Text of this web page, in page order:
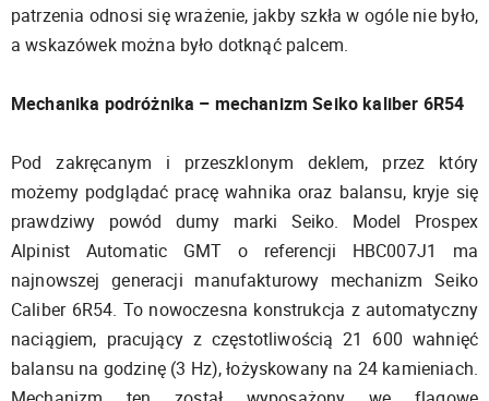
patrzenia odnosi się wrażenie, jakby szkła w ogóle nie było,
a wskazówek można było dotknąć palcem.
Mechanika podróżnika – mechanizm Seiko kaliber 6R54
Pod zakręcanym i przeszklonym deklem, przez który
możemy podglądać pracę wahnika oraz balansu, kryje się
prawdziwy powód dumy marki Seiko. Model Prospex
Alpinist Automatic GMT o referencji HBC007J1 ma
najnowszej generacji manufakturowy mechanizm Seiko
Caliber 6R54. To nowoczesna konstrukcja z automatyczny
naciągiem, pracujący z częstotliwością 21 600 wahnięć
balansu na godzinę (3 Hz), łożyskowany na 24 kamieniach.